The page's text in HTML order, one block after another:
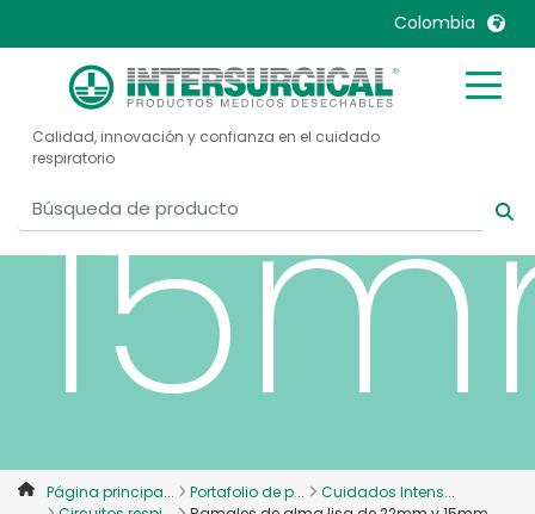
Colombia
United Kingdom
United States
België, Nederlands
Belgique, Français
Canada, English
Canada, Français
China
Denmark
Deutschland
Malaysia
Russia
Sweden
Calidad, innovación y confianza en el cuidado
respiratorio
Página principa... Portafolio de p...
Cuidados Intens...